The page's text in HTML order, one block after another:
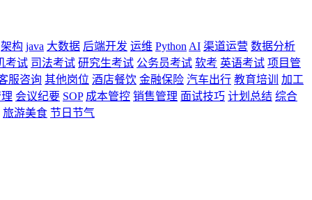
架构 java 大数据 后端开发 运维 Python AI 渠道运营 数据分析
考试 司法考试 研究生考试 公务员考试 软考 英语考试 项目管
服咨询 其他岗位 酒店餐饮 金融保险 汽车出行 教育培训
加工
会议纪要 SOP 成本管控 销售管理 面试技巧 计划总结 综合
旅游美食 节日节气